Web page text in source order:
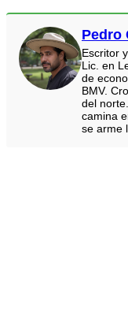
Pedro
Escritor
Lic. en
de
BMV.
del
camina
se arme